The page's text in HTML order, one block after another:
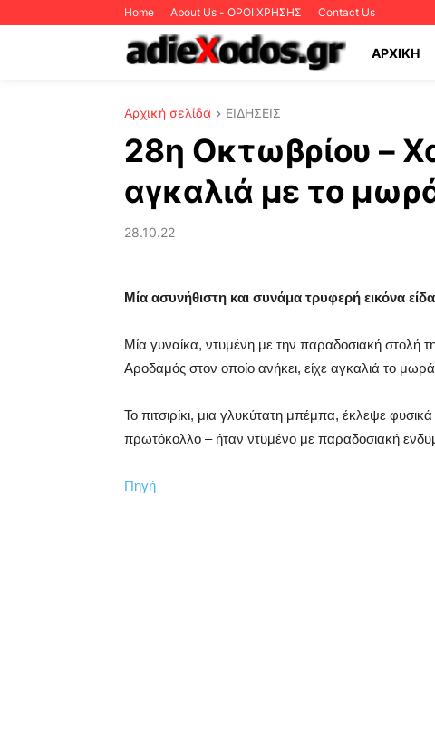
Home About Us - ΟΡΟΙ ΧΡΗΣΗΣ Contact Us
ΑΡΧΙΚΗ
Αρχική σελίδα ΕΙΔΗΣΕΙΣ
28η Οκτωβρίου –
αγκαλιά με το
28.10.22
Μία ασυνήθιστη και συνάμα τρυφερή εικόνα
Μία γυναίκα, ντυμένη με την παραδοσιακή στολή
Αροδαμός στον οποίο ανήκει, είχε αγκαλιά το
Το πιτσιρίκι, μια γλυκύτατη μπέμπα, έκλεψε
πρωτόκολλο – ήταν ντυμένο με παραδοσιακή
Πηγή